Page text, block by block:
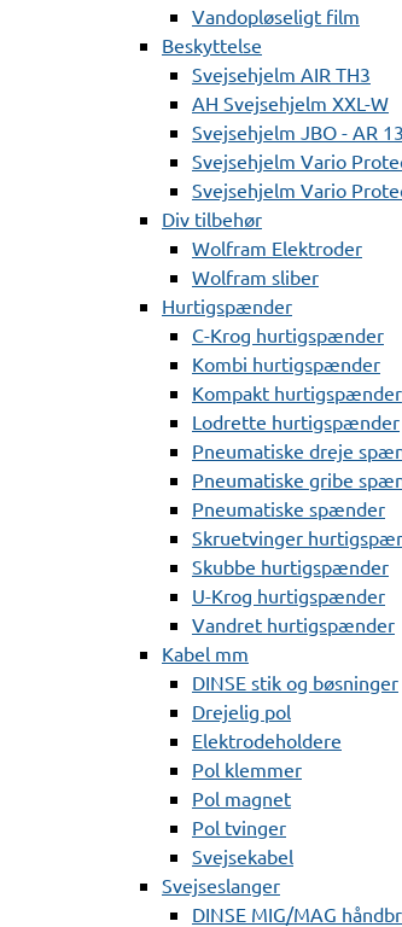
Vandopløseligt film
Beskyttelse
Svejsehjelm AIR TH3
AH Svejsehjelm XXL-W
Svejsehjelm JBO - AR
Svejsehjelm Vario
Svejsehjelm Vario
Div tilbehør
Wolfram Elektroder
Wolfram sliber
Hurtigspænder
C-Krog hurtigspænder
Kombi hurtigspænder
Kompakt hurtigspænder
Lodrette hurtigspænder
Pneumatiske dreje
Pneumatiske gribe
Pneumatiske spænder
Skruetvinger
Skubbe hurtigspænder
U-Krog hurtigspænder
Vandret hurtigspænder
Kabel mm
DINSE stik og bøsninger
Drejelig pol
Elektrodeholdere
Pol klemmer
Pol magnet
Pol tvinger
Svejsekabel
Svejseslanger
DINSE MIG/MAG